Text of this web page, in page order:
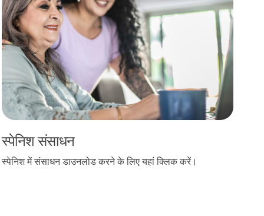
स्पेनिश संसाधन
स्पेनिश में संसाधन डाउनलोड करने के लिए यहां क्लिक करें।